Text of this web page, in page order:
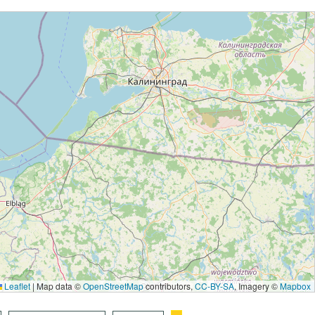
Leaflet | Map data ©OpenStreetMapcontributors,CC-BY-SA, Imagery ©Mapbox